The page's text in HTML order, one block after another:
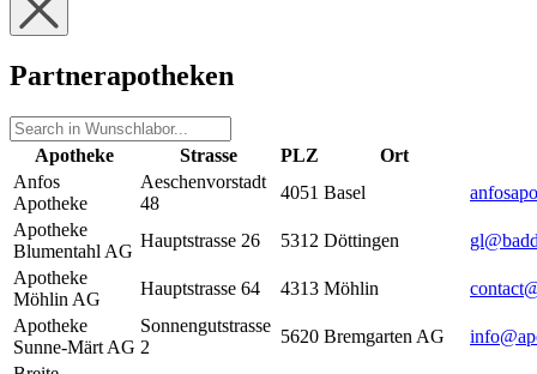
Partnerapotheken
Apotheke Strasse PLZ
Ort
Anfos
Apotheke
Aeschenvorstadt
48
4051 Basel
Apotheke
Blumentahl AG
Hauptstrasse 26 5312 Döttingen
Apotheke
Möhlin AG
Hauptstrasse 64 4313 Möhlin
Apotheke
Sunne-Märt AG
Sonnengutstrasse
2
5620 Bremgarten AG